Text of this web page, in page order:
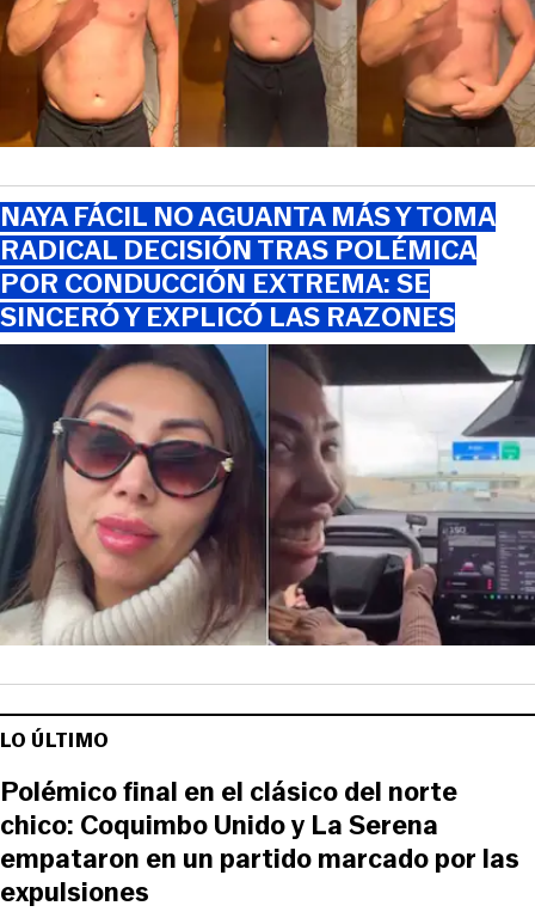
NAYA FÁCIL NO AGUANTA MÁS Y TOMA
RADICAL DECISIÓN TRAS POLÉMICA
POR CONDUCCIÓN EXTREMA: SE
SINCERÓ Y EXPLICÓ LAS RAZONES
LO ÚLTIMO
Polémico final en el clásico del norte
chico: Coquimbo Unido y La Serena
empataron en un partido marcado por las
expulsiones